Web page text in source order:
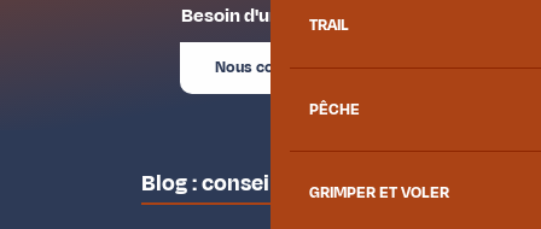
TRAIL
PÊCHE
GRIMPER ET VOLER
Besoin d'un conseil ?
Nous contacter
Blog : conseils des locaux